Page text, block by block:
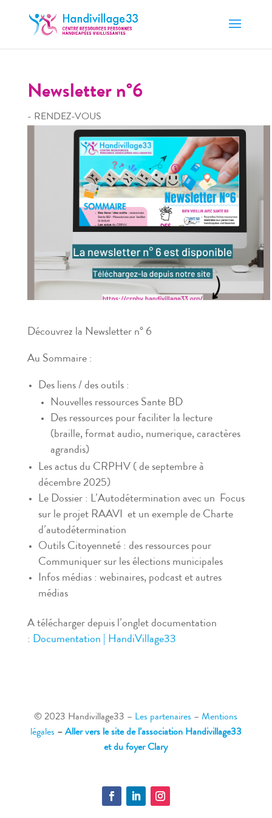
Newsletter n°6
- RENDEZ-VOUS
Découvrez la Newsletter n° 6
Au Sommaire :
Des liens / des outils:
Nouvelles ressources Sante BD
Des ressources pour faciliter la lecture
(braille, format audio, numerique, caractères
agrandis)
Les actusdu CRPHV ( de septembre à
décembre 2025)
Le Dossier: L’Autodétermination avec un Focus
sur le projet RAAVI et un exemple de Charte
d’autodétermination
Outils Citoyenneté: des ressources pour
Communiquer sur les élections municipales
Infos médias : webinaires, podcast et autres
médias
A télécharger depuis l’onglet documentation
: Documentation | HandiVillage33
© 2023 Handivillage33 – Les partenaires –Mentions
légales – Aller vers le site de l’association Handivillage33
et du foyer Clary